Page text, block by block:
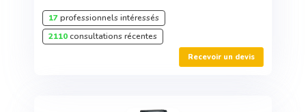
17professionnels intéressés
2110consultations récentes
Recevoir un devis